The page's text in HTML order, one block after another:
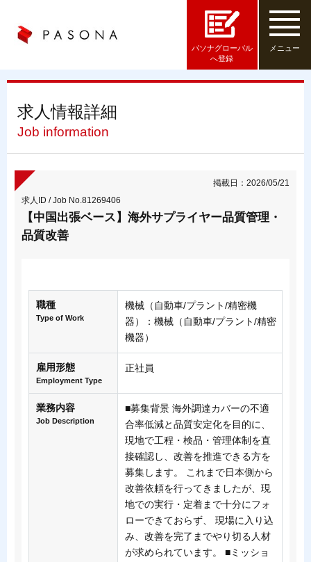
パソナグローバル
へ登録
メニュー
求人情報詳細
Job information
掲載日：2026/05/21
求人ID / Job No.81269406
【中国出張ベース】海外サプライヤー品質管理・
品質改善
職種
Type of Work
機械（自動車/プラント/精密機
器）：機械（自動車/プラント/精密
機器）
雇用形態
Employment Type
正社員
業務内容
Job Description
■募集背景 海外調達カバーの不適
合率低減と品質安定化を目的に、
現地で工程・検品・管理体制を直
接確認し、改善を推進できる方を
募集します。 これまで日本側から
改善依頼を行ってきましたが、現
地での実行・定着まで十分にフォ
ローできておらず、 現場に入り込
み、改善を完了までやり切る人材
が求められています。 ■ミッショ